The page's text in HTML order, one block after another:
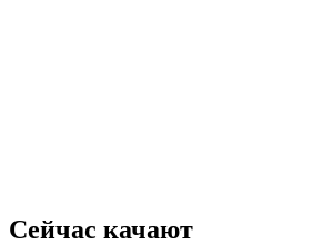
Сейчас качают